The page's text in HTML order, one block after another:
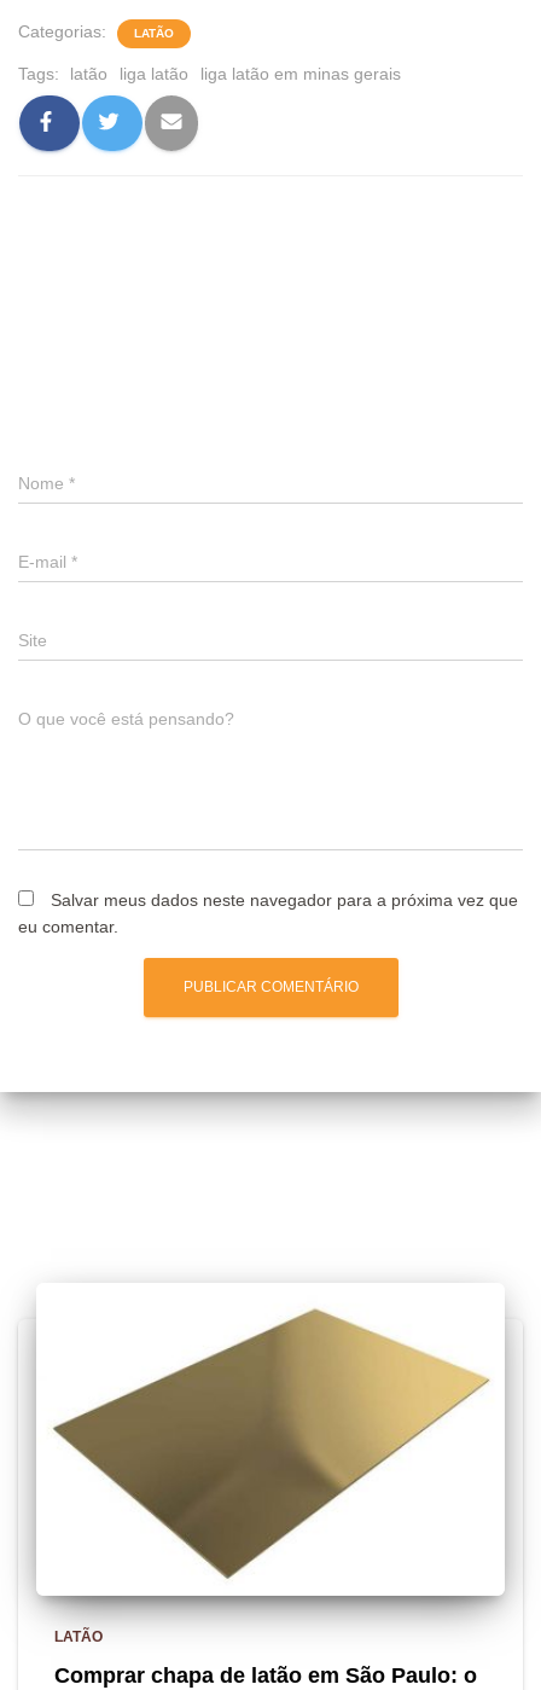
Categorias: LATÃO
Tags: latão liga latão liga latão em minas gerais
Nome *
E-mail *
Site
O que você está pensando?
Salvar meus dados neste navegador para a próxima vez que
eu comentar.
LATÃO
Comprar chapa de latão em São Paulo: o